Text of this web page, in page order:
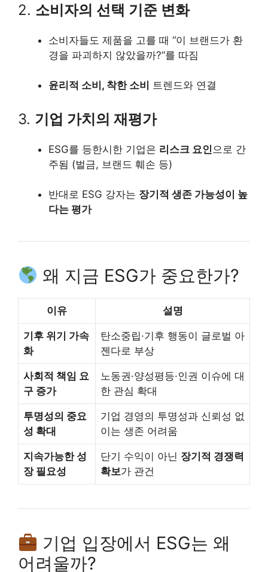
2. 소비자의 선택 기준 변화
소비자들도 제품을 고를 때 “이 브랜드가 환
경을 파괴하지 않았을까?”를 따짐
윤리적 소비, 착한 소비 트렌드와 연결
3. 기업 가치의 재평가
ESG를 등한시한 기업은 리스크 요인 으로 간
주됨 (벌금, 브랜드 훼손 등)
반대로 ESG 강자는 장기적 생존 가능성이 높
다는 평가
왜 지금 ESG가 중요한가?
이유 설명
기후 위기 가속
화
탄소중립·기후 행동이 글로벌 아
젠다로 부상
사회적 책임 요
구 증가
노동권·양성평등·인권 이슈에 대
한 관심 확대
투명성의 중요
성 확대
기업 경영의 투명성과 신뢰성 없
이는 생존 어려움
지속가능한 성
장 필요성
단기 수익이 아닌 장기적 경쟁력
확보가 관건
기업 입장에서 ESG는 왜
어려울까?